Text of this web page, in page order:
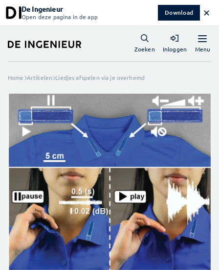
De Ingenieur
Open deze pagina in de app Download ✕
Menu
Zoeken Inloggen
Home Artikelen Liedjes afspelen via je overhemd